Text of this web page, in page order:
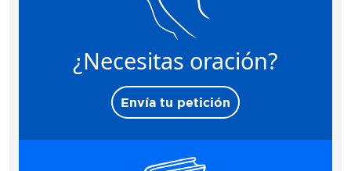
¿Necesitas oración?
Envía tu petición